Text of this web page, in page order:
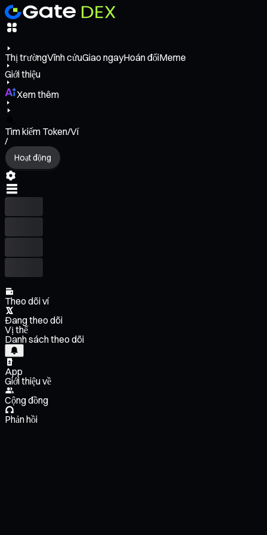
Thị trườngVĩnh cửuGiao ngayHoán đổiMeme
Giới thiệu
Xem thêm
Tìm kiếm Token/Ví
/
Hoạt động
Theo dõi ví
Đang theo dõi
Vị thế
Danh sách theo dõi
App
Giới thiệu về
Cộng đồng
Phản hồi